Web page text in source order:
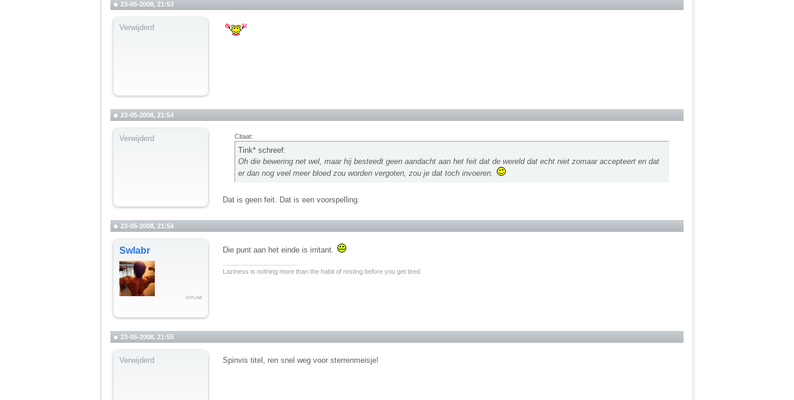
23-05-2008, 21:53
Verwijderd
23-05-2008, 21:54
Verwijderd Citaat:
Tink* schreef:
Oh die bewering net wel, maar hij besteedt geen aandacht aan het feit dat de wereld dat echt niet zomaar accepteert en dat
er dan nog veel meer bloed zou worden vergoten, zou je dat toch invoeren.
Dat is geen feit. Dat is een voorspelling.
23-05-2008, 21:54
Swlabr
Die punt aan het einde is irritant.
Laziness is nothing more than the habit of resting before you get tired.
23-05-2008, 21:55
Verwijderd Spinvis titel, ren snel weg voor sterrenmeisje!